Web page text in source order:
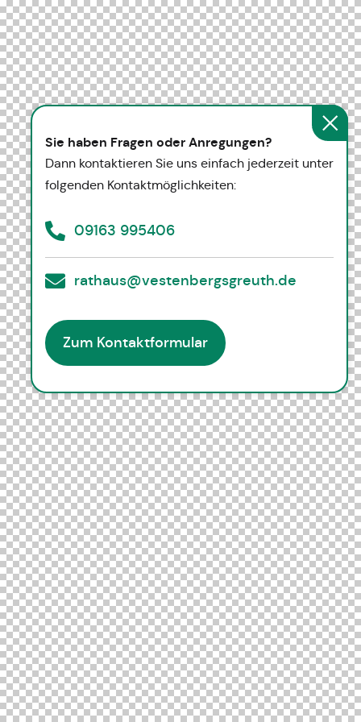
Sie haben Fragen oder Anregungen?
Dann kontaktieren Sie uns einfach jederzeit unter
folgenden Kontaktmöglichkeiten:
09163 995406
rathaus@vestenbergsgreuth.de
Zum Kontaktformular